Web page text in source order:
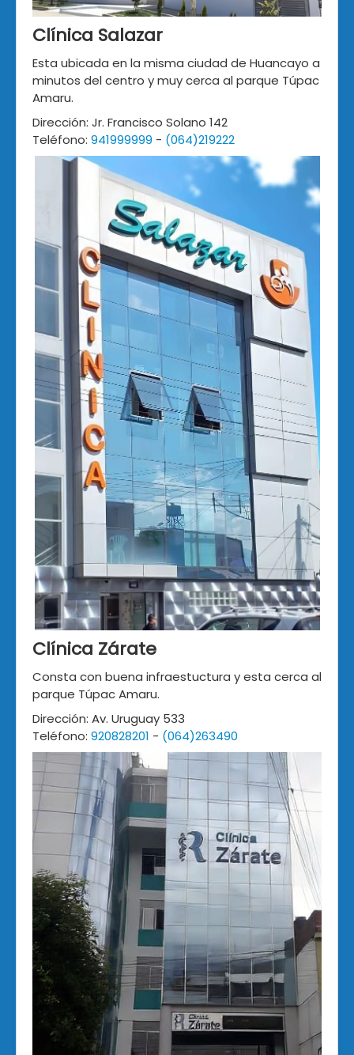
Clínica Salazar
Esta ubicada en la misma ciudad de Huancayo a
minutos del centro y muy cerca al parque Túpac
Amaru.
Dirección: Jr. Francisco Solano 142
Teléfono: 941999999 - (064)219222
Clínica Zárate
Consta con buena infraestuctura y esta cerca al
parque Túpac Amaru.
Dirección: Av. Uruguay 533
Teléfono: 920828201 - (064)263490